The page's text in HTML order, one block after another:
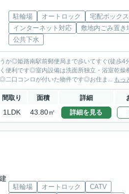
駐輪場 オートロック
宅配ボックス
インターネット対応
敷地内ごみ置き
公共下水
か◎姫路南駅前郵便局まで歩いてすぐ(徒歩
便利です◎室内設備は洗面所独立・浴室乾燥
二口コンロが付いた物件です◎お住ま... もっ
間取り 面積 詳細
1LDK 43.80㎡ 詳細を見る
駐輪場 オートロック CATV